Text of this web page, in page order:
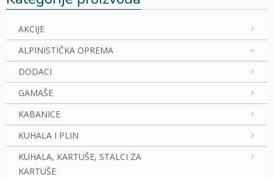
AKCIJE
ALPINISTIČKA OPREMA
DODACI
GAMAŠE
KABANICE
KUHALA I PLIN
KUHALA, KARTUŠE, STALCI ZA
KARTUŠE